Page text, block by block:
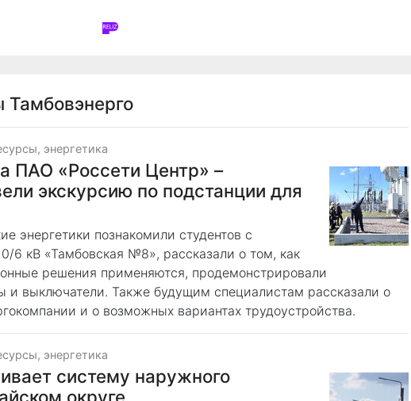
Тамбовэнерго
энергетика
ПАО «Россети Центр» –
экскурсию по подстанции для
энергетики познакомили студентов с
6 кВ «Тамбовская №8», рассказали о том, как
решения применяются, продемонстрировали
и выключатели. Также будущим специалистам рассказали о
и о возможных вариантах трудоустройства.
энергетика
систему наружного
округе